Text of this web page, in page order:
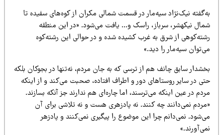
نیک‌نژاد سیه‌مار در قسمت شمالی مکران از کوه‌های سفیده تا
نیکهشر، سرباز‌، راسک و… یافت می‌شود. «در این منطقه
از شرق به غرب کشیده شده و در حوالی این رشته‌کوه
سیه‌مار را دید.»
سابق چانف هم از ترسی که به جان مردم، نه‌تنها در بجوکان بلکه
در سایر روستاهای دور و اطراف افتاده، صحبت می‌کند و از اینکه
در عین اینکه می‌ترسند، اما چاره‌ای هم ندارند جز آنکه بسازند.
نمی‌دانند چه کنند. نه پادزهری هست و نه تلاشی برای آن
نمی‌دانم چرا این موضوع را پیگیری نمی‌کنند و پادزهر